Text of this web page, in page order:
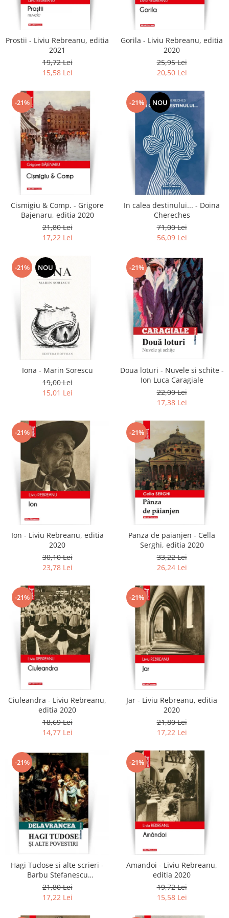
Literatura
Clasica
Contemporana
Universala
Non-fictiune
Calatorii
Memorii
Publicistica / Reportaje / Interviuri
Stiinte umaniste
Istorie
Sociologie si filozofie
Prostii - Liviu Rebreanu, editia
2021
19,72 Lei
15,58 Lei
Gorila - Liviu Rebreanu, editia
2020
25,95 Lei
20,50 Lei
-21%
Cismigiu & Comp. - Grigore
Bajenaru, editia 2020
21,80 Lei
17,22 Lei
-21% NOU
In calea destinului... - Doina
Chereches
71,00 Lei
56,09 Lei
-21% NOU
Iona - Marin Sorescu
19,00 Lei
15,01 Lei
-21%
Doua loturi - Nuvele si schite -
Ion Luca Caragiale
22,00 Lei
17,38 Lei
-21%
Ion - Liviu Rebreanu, editia
2020
30,10 Lei
23,78 Lei
-21%
Panza de paianjen - Cella
Serghi, editia 2020
33,22 Lei
26,24 Lei
-21%
Ciuleandra - Liviu Rebreanu,
editia 2020
18,69 Lei
14,77 Lei
-21%
Jar - Liviu Rebreanu, editia
2020
21,80 Lei
17,22 Lei
-21%
Hagi Tudose si alte scrieri -
Barbu Stefanescu
Delavrancea
21,80 Lei
17,22 Lei
-21%
Amandoi - Liviu Rebreanu,
editia 2020
19,72 Lei
15,58 Lei